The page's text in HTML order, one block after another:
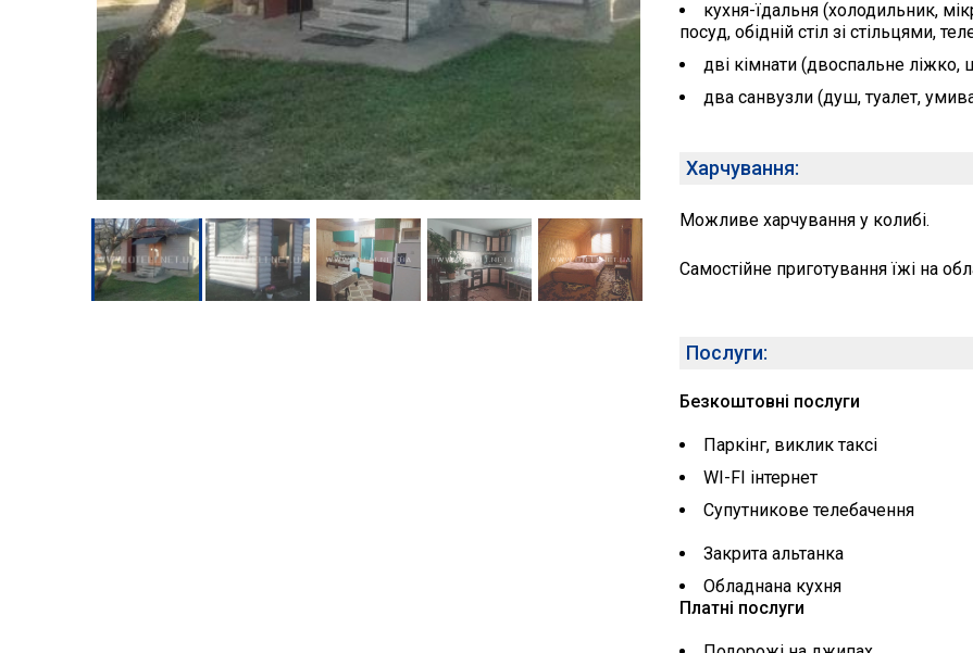
кухня-їдальня (холодильник,
посуд, обідній стіл зі стільцями,
дві кімнати (двоспальне ліжко,
два санвузли (душ, туалет,
Харчування:
Можливе харчування у колибі.
Самостійне приготування їжі на
Послуги:
Безкоштовні послуги
Паркінг, виклик таксі
WI-FI інтернет
Супутникове телебачення
Закрита альтанка
Обладнана кухня
Платні послуги